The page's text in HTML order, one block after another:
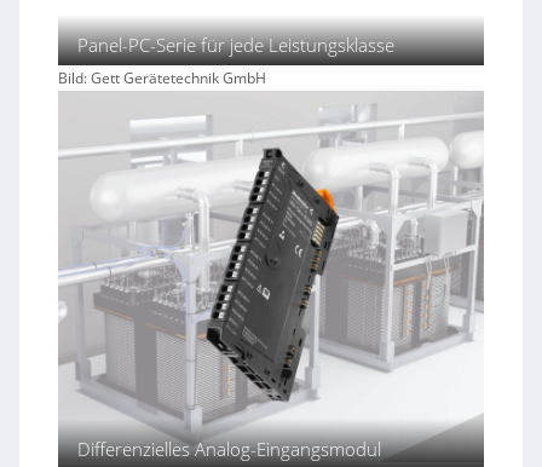
Panel-PC-Serie für jede Leistungsklasse
Bild: Gett Gerätetechnik GmbH
Differenzielles Analog-Eingangsmodul